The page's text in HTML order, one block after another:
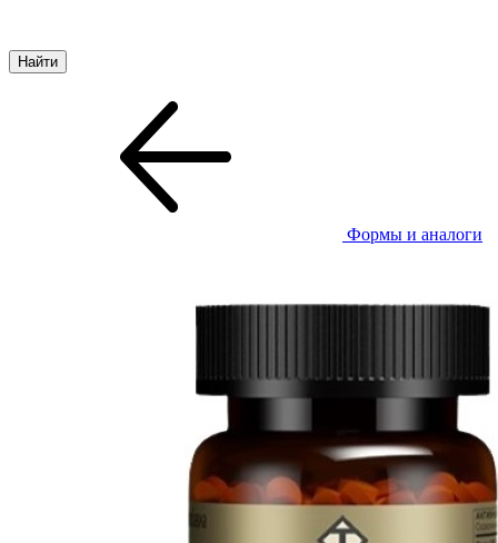
Формы и аналоги